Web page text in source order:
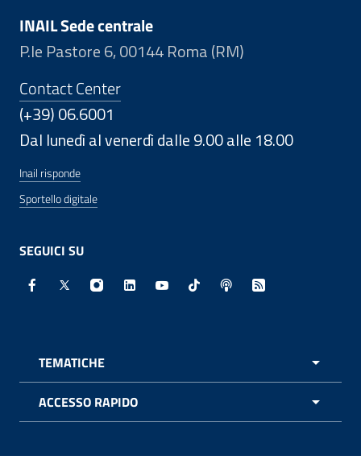
INAIL Sede centrale
P.le Pastore 6, 00144 Roma (RM)
Contact Center
(+39) 06.6001
Dal lunedì al venerdì dalle 9.00 alle 18.00
Inail risponde
Sportello digitale
SEGUICI SU
Facebook - Sito esterno - Apertura in nuova finestra
X - Sito esterno - Apertura in nuova finestra
Instagram - Sito esterno - Apertura in
Linkedin - Sito esterno - Apertura in
Youtube - Sito esterno -
TikTok - Sito esterno -
Spreaker - Sito
Feed RSS -
TEMATICHE
ACCESSO RAPIDO